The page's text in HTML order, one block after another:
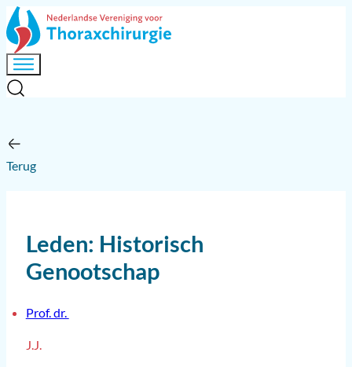
Terug
Leden: Historisch
Genootschap
Prof. dr.
J.J.